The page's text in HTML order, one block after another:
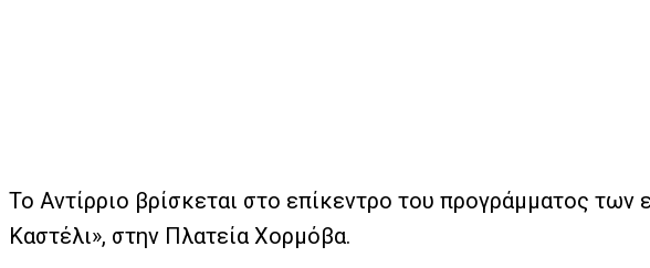
Το Αντίρριο βρίσκεται στο επίκεντρο του προγράμματος
Καστέλι», στην Πλατεία Χορμόβα.